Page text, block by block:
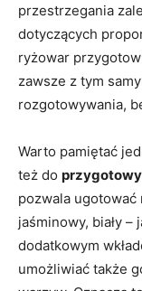
przestrzegania
dotyczących
ryżowar
zawsze z tym
rozgotowywania,
Warto pamiętać
też do
pozwala
jaśminowy, biały
dodatkowym
umożliwiać także